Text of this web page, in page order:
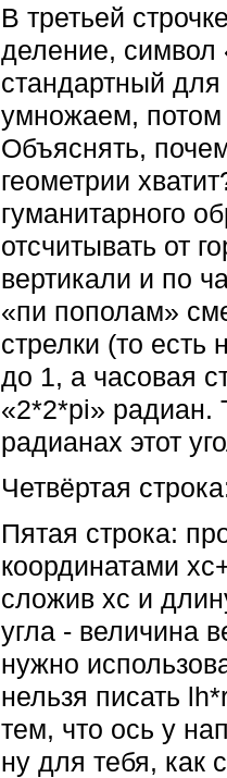
В третьей
деление, символ
стандартный
умножаем,
Объяснять,
геометрии
гуманитарного
отсчитывать от
вертикали и по
«пи пополам»
стрелки (то
до 1, а часовая
«2*2*pi» радиан.
радианах этот
Четвёртая
Пятая строка:
координатами
сложив xc и
угла - величина
нужно
нельзя писать
тем, что ось у
ну для тебя, как